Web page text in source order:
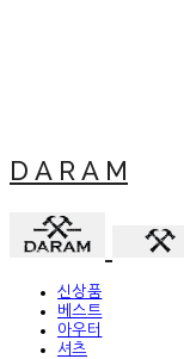
D A R A M
신상품
베스트
아우터
셔츠